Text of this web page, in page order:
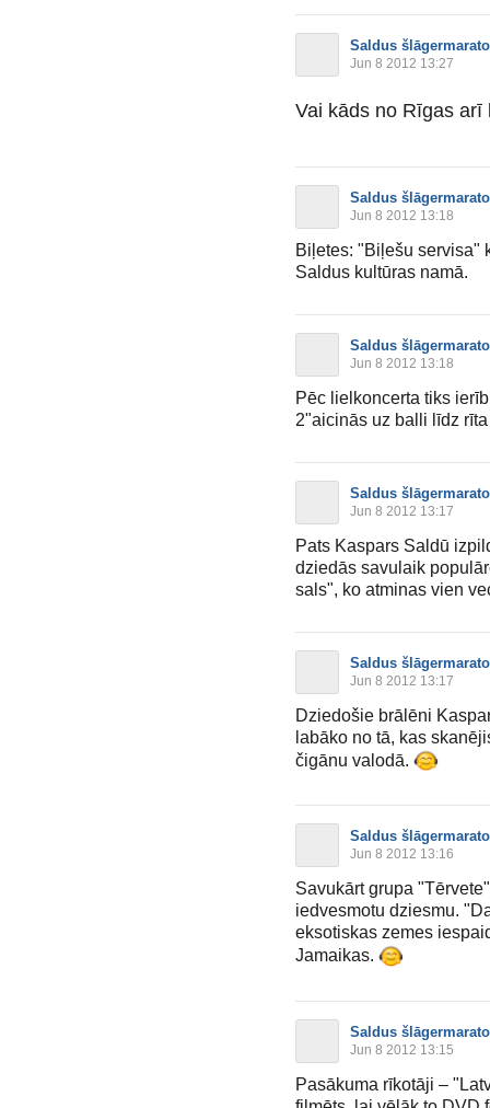
Saldus
Jun 8 2012 13:27
Vai kāds no Rīgas
Saldus
Jun 8 2012 13:18
Biļetes: "Biļešu servisa"
Saldus kultūras namā.
Saldus
Jun 8 2012 13:18
Pēc lielkoncerta tiks
2"aicinās uz balli līdz
Saldus
Jun 8 2012 13:17
Pats Kaspars Saldū
dziedās savulaik
sals", ko atminas vien
Saldus
Jun 8 2012 13:17
Dziedošie brālēni
labāko no tā, kas
čigānu valodā.
Saldus
Jun 8 2012 13:16
Savukārt grupa
iedvesmotu dziesmu.
eksotiskas zemes
Jamaikas.
Saldus
Jun 8 2012 13:15
Pasākuma rīkotāji –